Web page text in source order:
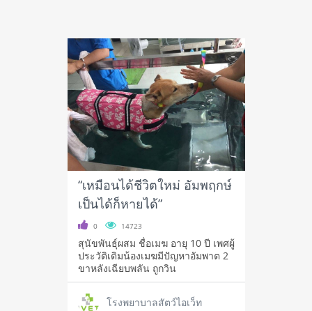
“เหมือนได้ชีวิตใหม่ อัมพฤกษ์
เป็นได้ก็หายได้”
0 14723
สุนัขพันธุ์ผสม ชื่อเมฆ อายุ 10 ปี เพศผู้
ประวัติเดิมน้องเมฆมีปัญหาอัมพาต 2
ขาหลังเฉียบพลัน ถูกวิน
โรงพยาบาลสัตว์ไอเว็ท